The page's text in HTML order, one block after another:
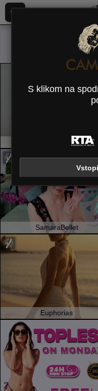
Vsi (
OneSpecialCerise
SamaraBellet
Euphorias
S klikom na